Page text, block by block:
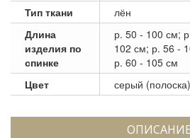
Тип ткани
лён
Длина
изделия по
спинке
р. 50 - 100 см;
102 см; р. 56 -
р. 60 - 105 см
Цвет
серый (полоска)
ОПИСАНИЕ